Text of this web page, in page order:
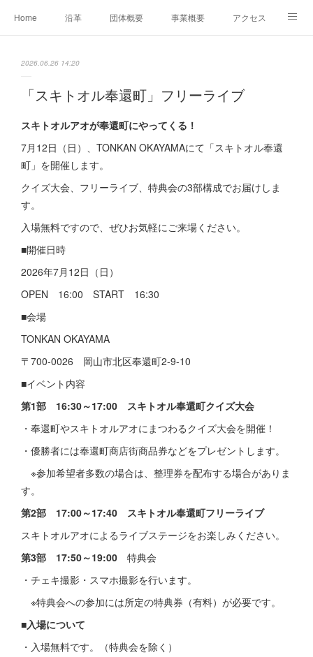
Home 沿革 団体概要 事業概要 アクセス
2026.06.26 14:20
「スキトオル奉還町」フリーライブ
スキトオルアオが奉還町にやってくる！
7月12日（日）、TONKAN OKAYAMAにて「スキトオル奉還
町」を開催します。
クイズ大会、フリーライブ、特典会の3部構成でお届けしま
す。
入場無料ですので、ぜひお気軽にご来場ください。
■開催日時
2026年7月12日（日）
OPEN 16:00 START 16:30
■会場
TONKAN OKAYAMA
〒700-0026 岡山市北区奉還町2-9-10
■イベント内容
第1部 16:30～17:00 スキトオル奉還町クイズ大会
・奉還町やスキトオルアオにまつわるクイズ大会を開催！
・優勝者には奉還町商店街商品券などをプレゼントします。
※参加希望者多数の場合は、整理券を配布する場合がありま
す。
第2部 17:00～17:40 スキトオル奉還町フリーライブ
スキトオルアオによるライブステージをお楽しみください。
第3部 17:50～19:00 特典会
・チェキ撮影・スマホ撮影を行います。
※特典会への参加には所定の特典券（有料）が必要です。
■入場について
・入場無料です。（特典会を除く）